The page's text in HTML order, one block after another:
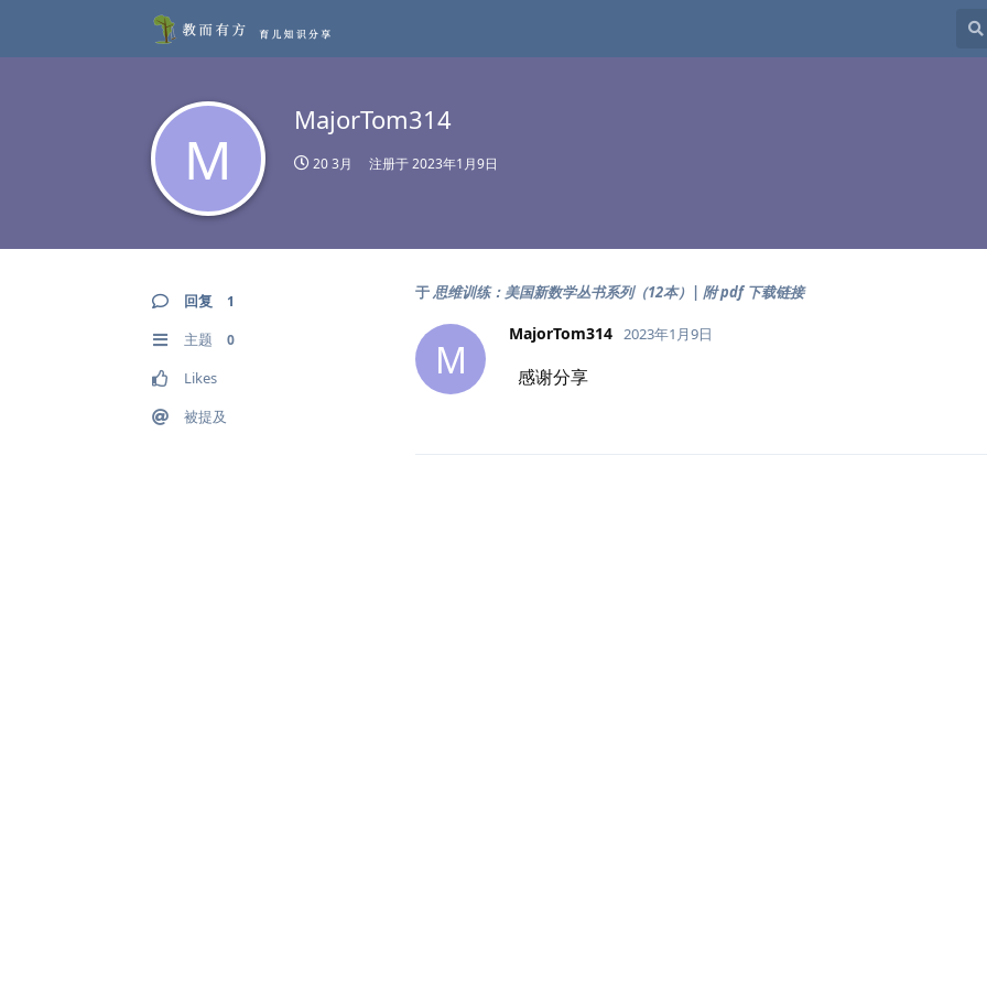
M
MajorTom314
20 3月 注册于2023年1月9日
回复 1
主题 0
Likes
被提及
于思维训练：美国新数学丛书系列（12本）| 附 pdf 下载链接
M
MajorTom314 2023年1月9日
感谢分享